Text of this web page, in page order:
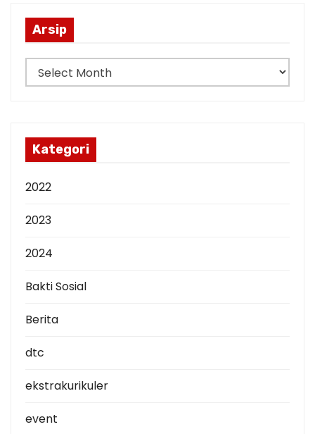
Arsip
r
Kategori
2022
2023
2024
Bakti Sosial
Berita
dtc
ekstrakurikuler
event